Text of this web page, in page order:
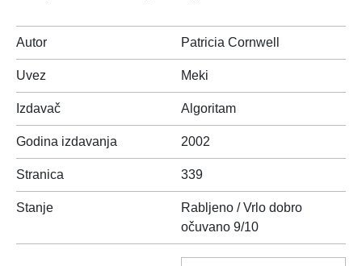
Autor Patricia Cornwell
Uvez Meki
Izdavač Algoritam
Godina izdavanja 2002
Stranica 339
Stanje
Rabljeno / Vrlo dobro
očuvano 9/10